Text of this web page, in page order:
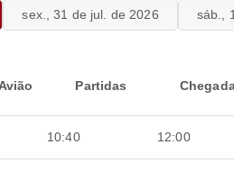
sex., 31 de jul. de 2026 sáb.,
Partidas
10:40 12:00